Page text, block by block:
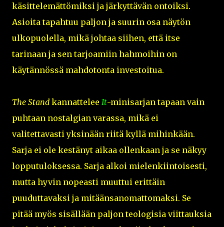
käsittelemättömiksi ja järkyttävän ontoiksi.
Asioita tapahtuu paljon ja suurin osa näytön
ulkopuolella, mikä johtaa siihen, että itse
tarinaan ja sen tarjoamiin hahmoihin on
käytännössä mahdotonta investoitua.
The Stand kannattelee It-minisarjan tapaan vain
puhtaan nostalgian varassa, mikä ei
valitettavasti yksinään riitä kyllä mihinkään.
Sarja ei ole kestänyt aikaa ollenkaan ja se näkyy
lopputuloksessa. Sarja alkoi mielenkiintoisesti,
mutta hyvin nopeasti muuttui erittäin
puuduttavaksi ja mitäänsanomattomaksi. Se
pitää myös sisällään paljon teologisia viittauksia